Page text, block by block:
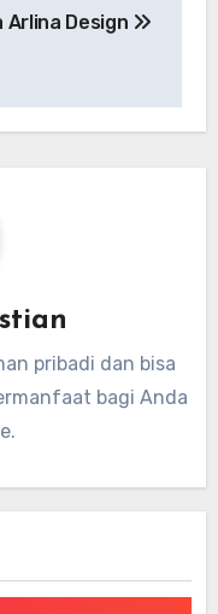
Arlina Design
pribadi dan bisa
bagi Anda